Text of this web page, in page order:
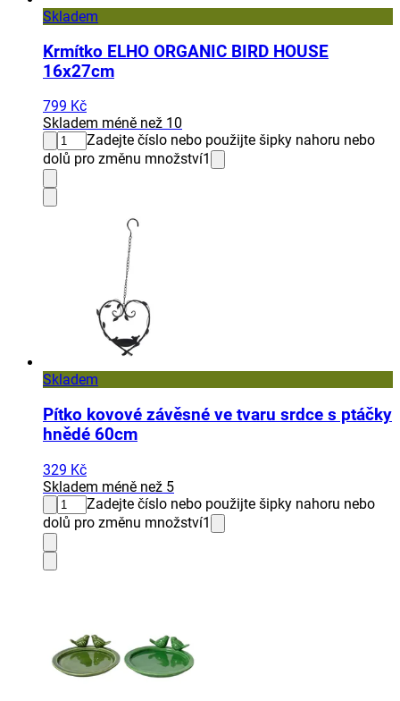
Skladem
Krmítko ELHO ORGANIC BIRD HOUSE
16x27cm
799 Kč
Skladem méně než 10
Zadejte číslo nebo použijte šipky nahoru nebo
dolů pro změnu množství1
Skladem
Pítko kovové závěsné ve tvaru srdce s ptáčky
hnědé 60cm
329 Kč
Skladem méně než 5
Zadejte číslo nebo použijte šipky nahoru nebo
dolů pro změnu množství1